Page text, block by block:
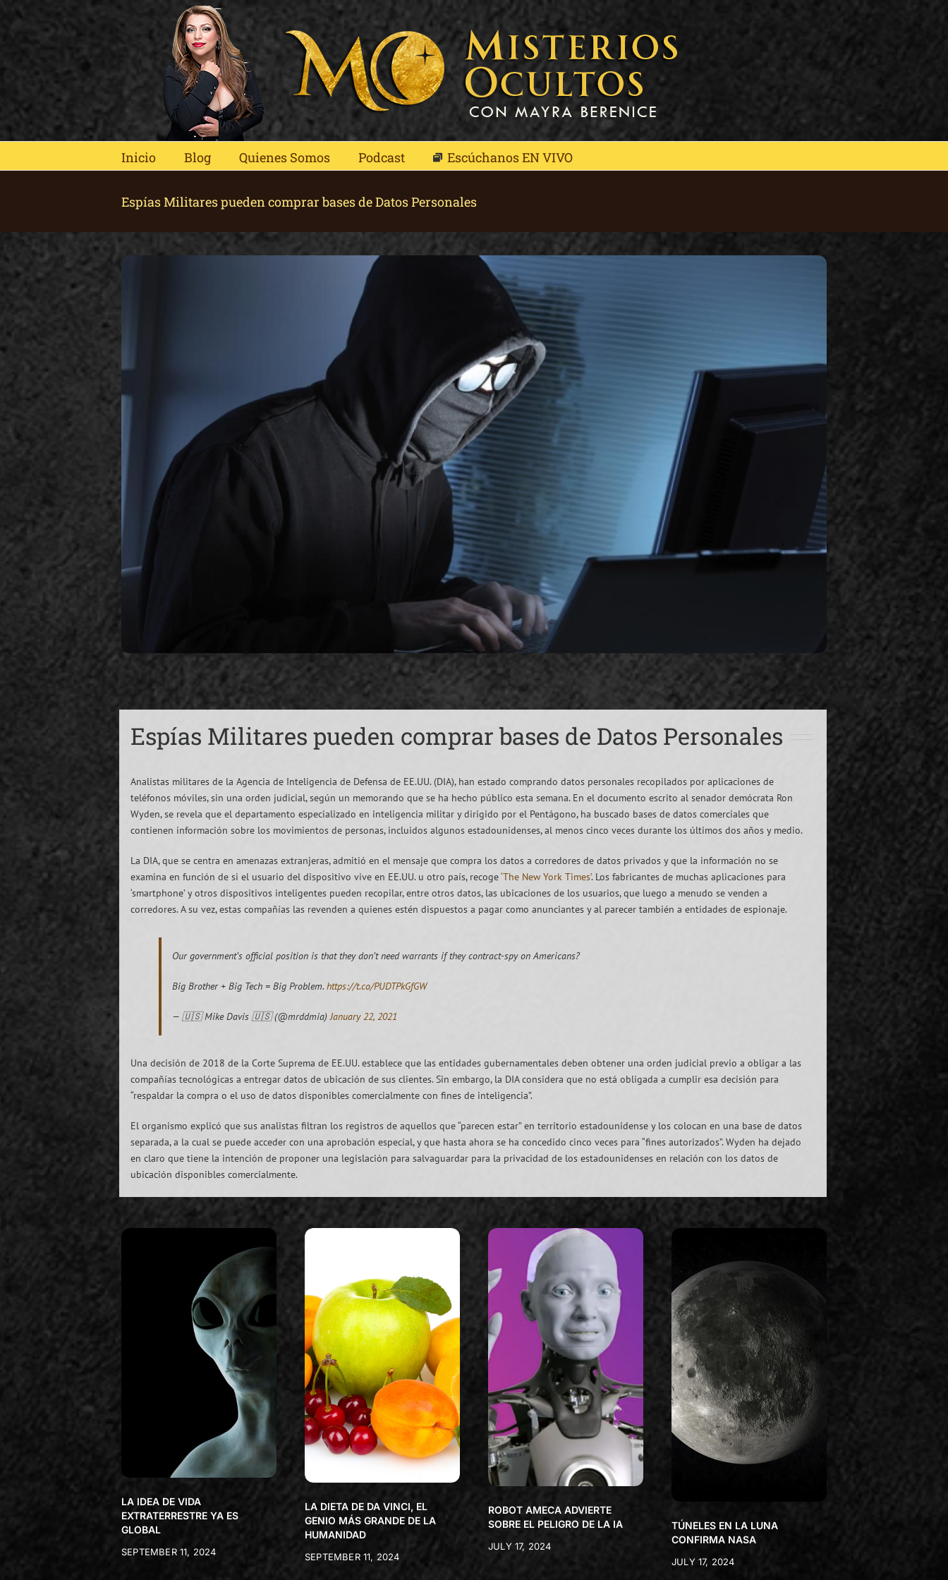
Inicio Blog Quienes Somos Podcast Escúchanos EN VIVO
Espías Militares pueden comprar bases de Datos Personales
Espías Militares pueden comprar bases de Datos Personales
Analistas militares de la Agencia de Inteligencia de Defensa de EE.UU. (DIA), han estado comprando datos personales recopilados por aplicaciones de
teléfonos móviles, sin una orden judicial, según un memorando que se ha hecho público esta semana. En el documento escrito al senador demócrata Ron
Wyden, se revela que el departamento especializado en inteligencia militar y dirigido por el Pentágono, ha buscado bases de datos comerciales que
contienen información sobre los movimientos de personas, incluidos algunos estadounidenses, al menos cinco veces durante los últimos dos años y medio.
La DIA, que se centra en amenazas extranjeras, admitió en el mensaje que compra los datos a corredores de datos privados y que la información no se
examina en función de si el usuario del dispositivo vive en EE.UU. u otro país, recoge‘The New York Times’. Los fabricantes de muchas aplicaciones para
‘smartphone’ y otros dispositivos inteligentes pueden recopilar, entre otros datos, las ubicaciones de los usuarios, que luego a menudo se venden a
corredores. A su vez, estas compañías las revenden a quienes estén dispuestos a pagar como anunciantes y al parecer también a entidades de espionaje.
Our government’s official position is that they don’t need warrants if they contract-spy on Americans?
Big Brother + Big Tech = Big Problem. https://t.co/PUDTPkGfGW
— 🇺🇸 Mike Davis 🇺🇸 (@mrddmia)January 22, 2021
Una decisión de 2018 de la Corte Suprema de EE.UU. establece que las entidades gubernamentales deben obtener una orden judicial previo a obligar a las
compañías tecnológicas a entregar datos de ubicación de sus clientes. Sin embargo, la DIA considera que no está obligada a cumplir esa decisión para
“respaldar la compra o el uso de datos disponibles comercialmente con fines de inteligencia”.
El organismo explicó que sus analistas filtran los registros de aquellos que “parecen estar” en territorio estadounidense y los colocan en una base de datos
separada, a la cual se puede acceder con una aprobación especial, y que hasta ahora se ha concedido cinco veces para “fines autorizados”. Wyden ha dejado
en claro que tiene la intención de proponer una legislación para salvaguardar para la privacidad de los estadounidenses en relación con los datos de
ubicación disponibles comercialmente.
LA IDEA DE VIDA
EXTRATERRESTRE YA ES
GLOBAL
SEPTEMBER 11, 2024
LA DIETA DE DA VINCI, EL
GENIO MÁS GRANDE DE LA
HUMANIDAD
SEPTEMBER 11, 2024
ROBOT AMECA ADVIERTE
SOBRE EL PELIGRO DE LA IA
JULY 17, 2024
TÚNELES EN LA LUNA
CONFIRMA NASA
JULY 17, 2024